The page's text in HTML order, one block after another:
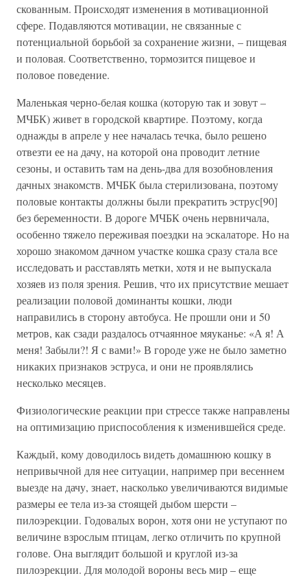
скованным. Происходят изменения в мотивационной
сфере. Подавляются мотивации, не связанные с
потенциальной борьбой за сохранение жизни, – пищевая
и половая. Соответственно, тормозится пищевое и
половое поведение.
Маленькая черно-белая кошка (которую так и зовут –
МЧБК) живет в городской квартире. Поэтому, когда
однажды в апреле у нее началась течка, было решено
отвезти ее на дачу, на которой она проводит летние
сезоны, и оставить там на день-два для возобновления
дачных знакомств. МЧБК была стерилизована, поэтому
половые контакты должны были прекратить эструс[90]
без беременности. В дороге МЧБК очень нервничала,
особенно тяжело переживая поездки на эскалаторе. Но на
хорошо знакомом дачном участке кошка сразу стала все
исследовать и расставлять метки, хотя и не выпускала
хозяев из поля зрения. Решив, что их присутствие мешает
реализации половой доминанты кошки, люди
направились в сторону автобуса. Не прошли они и 50
метров, как сзади раздалось отчаянное мяуканье: «А я! А
меня! Забыли?! Я с вами!» В городе уже не было заметно
никаких признаков эструса, и они не проявлялись
несколько месяцев.
Физиологические реакции при стрессе также направлены
на оптимизацию приспособления к изменившейся среде.
Каждый, кому доводилось видеть домашнюю кошку в
непривычной для нее ситуации, например при весеннем
выезде на дачу, знает, насколько увеличиваются видимые
размеры ее тела из-за стоящей дыбом шерсти –
пилоэрекции. Годовалых ворон, хотя они не уступают по
величине взрослым птицам, легко отличить по крупной
голове. Она выглядит большой и круглой из-за
пилоэрекции. Для молодой вороны весь мир – еще